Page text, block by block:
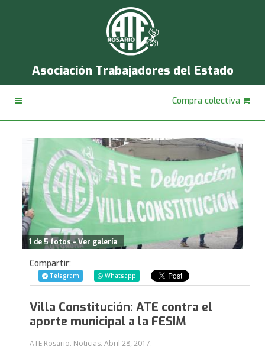
Asociación Trabajadores del Estado
Compra colectiva
1 de 5 fotos - Ver galería
Compartir:
Telegram Whatsapp
Villa Constitución: ATE contra el
aporte municipal a la FESIM
ATE Rosario. Noticias. Abril 28, 2017.